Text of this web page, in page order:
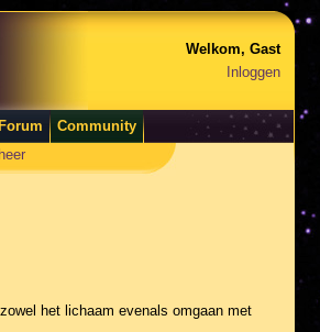
Welkom, Gast
Inloggen
Forum
Community
het lichaam evenals omgaan met